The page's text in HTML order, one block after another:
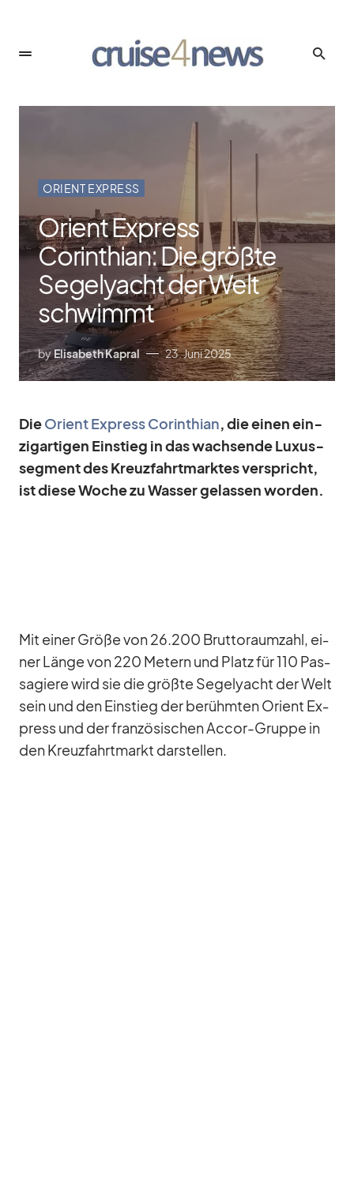
ORIENT EXPRESS
Orient Express
Corinthian: Die größte
Segelyacht der Welt
schwimmt
byElisabeth Kapral 23. Juni 2025
DieOri­ent Ex­press Co­rin­thian, die ei­nen ein­
zig­ar­ti­gen Ein­stieg in das wach­sende Lu­xus­
seg­ment des Kreuz­fahrt­mark­tes ver­spricht,
ist diese Wo­che zu Was­ser ge­las­sen wor­den.
Mit ei­ner Größe von 26.200 Brut­to­raum­zahl, ei­
ner Länge von 220 Me­tern und Platz für 110 Pas­
sa­giere wird sie die größte Se­gel­yacht der Welt
sein und den Ein­stieg der be­rühm­ten Ori­ent Ex­
press und der fran­zö­si­schen Ac­cor-Gruppe in
den Kreuz­fahrt­markt dar­stel­len.